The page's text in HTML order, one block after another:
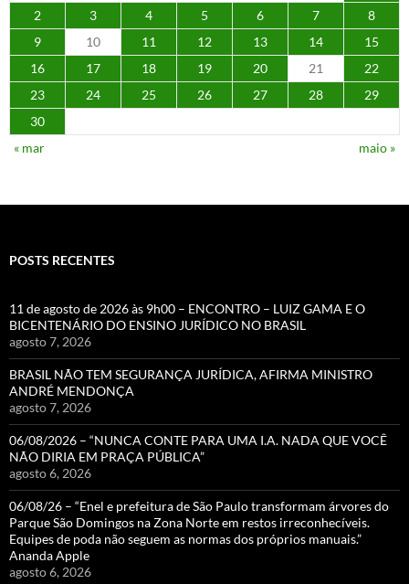
2
3 4 5 6 7
8
9
10 11 12 13 14
15
16
17 18 19 20 21
22
23
24 25 26 27 28
29
30
« mar
maio »
POSTS RECENTES
11 de agosto de 2026 às 9h00 – ENCONTRO – LUIZ GAMA E O
BICENTENÁRIO DO ENSINO JURÍDICO NO BRASIL
agosto 7, 2026
BRASIL NÃO TEM SEGURANÇA JURÍDICA, AFIRMA MINISTRO
ANDRÉ MENDONÇA
agosto 7, 2026
06/08/2026 – “NUNCA CONTE PARA UMA I.A. NADA QUE VOCÊ
NÃO DIRIA EM PRAÇA PÚBLICA”
agosto 6, 2026
06/08/26 – “Enel e prefeitura de São Paulo transformam árvores do
Parque São Domingos na Zona Norte em restos irreconhecíveis.
Equipes de poda não seguem as normas dos próprios manuais.”
Ananda Apple
agosto 6, 2026